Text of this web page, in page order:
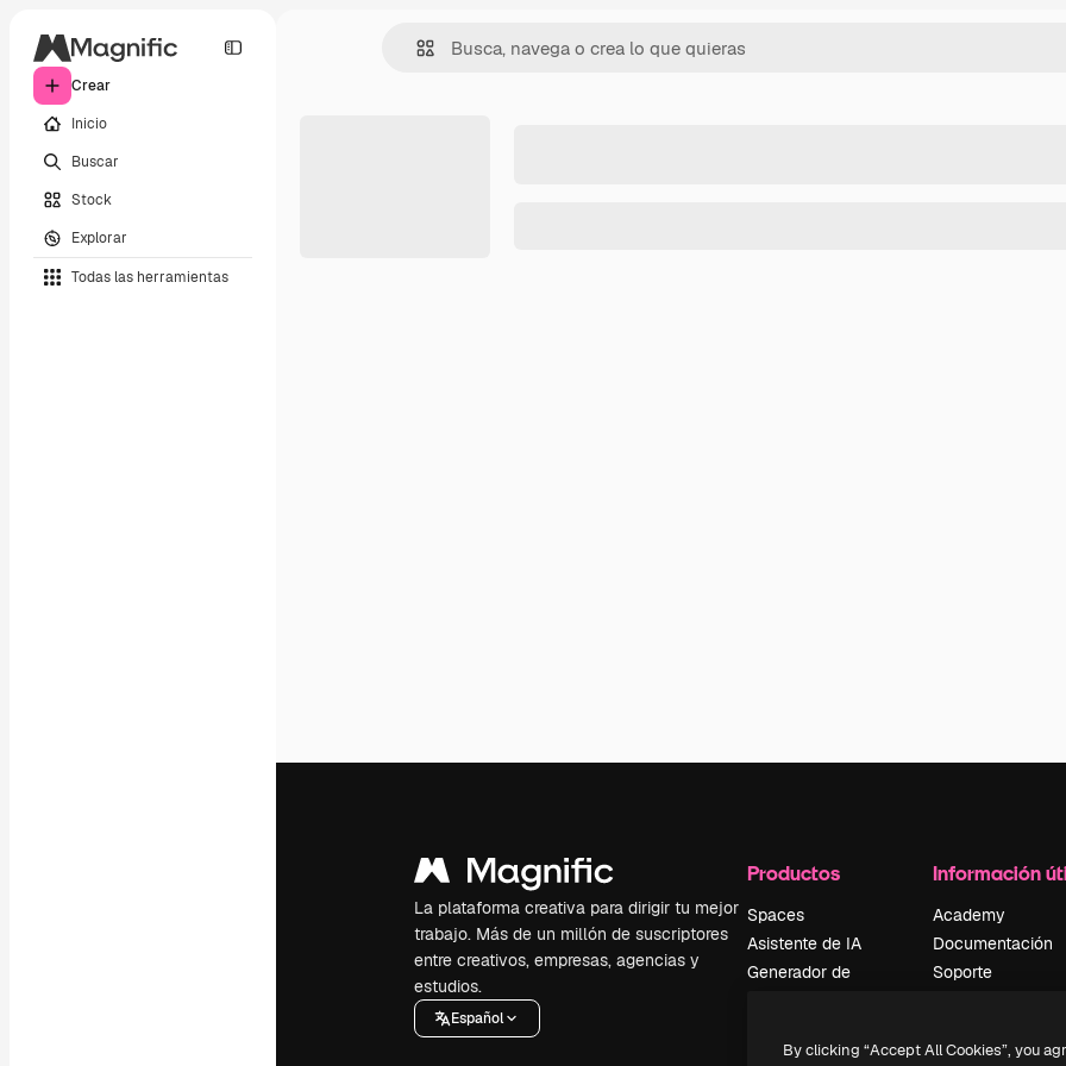
Crear
Inicio
Buscar
Stock
Explorar
Todas las herramientas
La plataforma creativa para dirigir tu mejor
trabajo. Más de un millón de suscriptores
entre creativos, empresas, agencias y
estudios.
Español
Productos
Spaces
Asistente de IA
Generador de
vídeos
Información
Academy
Documentación
Soporte
privacidad
By clicking “Accept All Cookies”, you